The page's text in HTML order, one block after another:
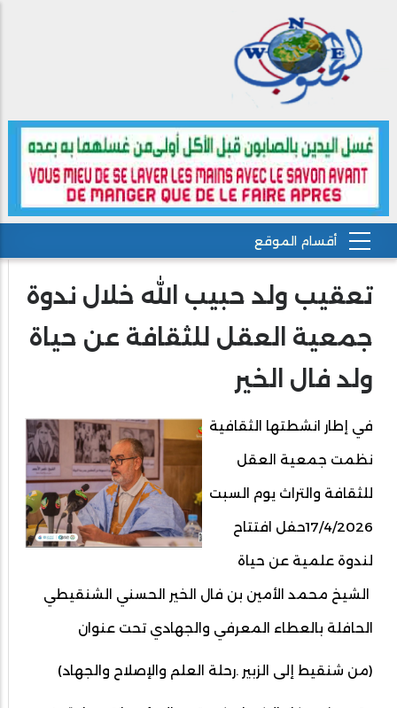
تعقيب ولد حبيب الله خلال ندوة
جمعية العقل للثقافة عن حياة
ولد فال الخير
في إطار انشطتها الثقافية
نظمت جمعية العقل
للثقافة والتراث يوم السبت
17/4/2026حفل افتتاح
لندوة علمية عن حياة
الشيخ محمد الأمين بن فال الخير الحسني الشنقيطي
الحافلة بالعطاء المعرفي والجهادي تحت عنوان
(من شنقيط إلى الزبير .رحلة العلم والإصلاح والجهاد)